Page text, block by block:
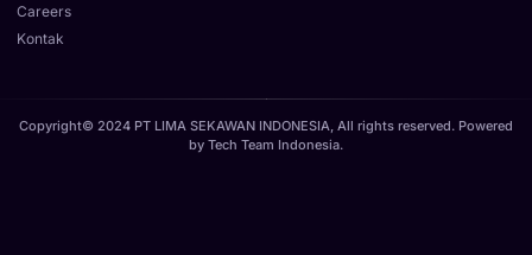
Careers
Kontak
Copyright© 2024 PT LIMA SEKAWAN INDONESIA, All rights reserved. Powered
by Tech Team Indonesia.